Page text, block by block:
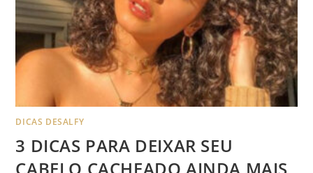
DICAS DESALFY
3 DICAS PARA DEIXAR SEU